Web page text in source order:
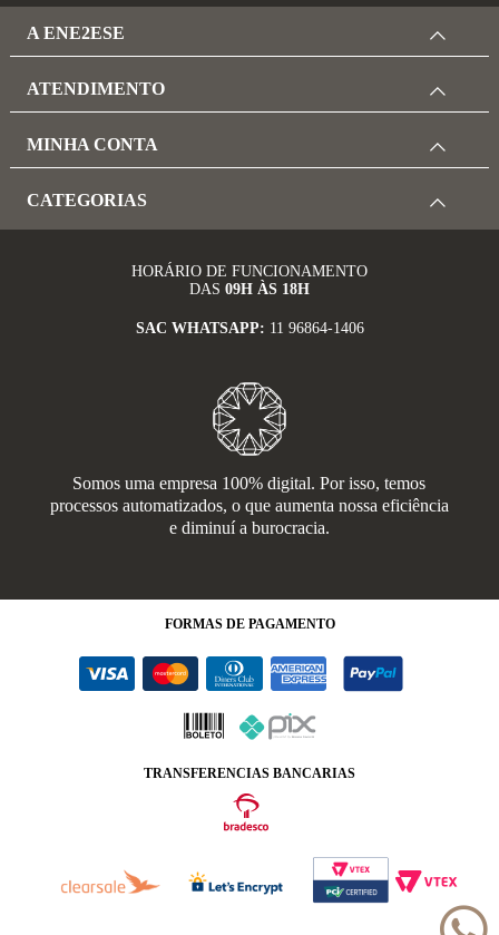
A ENE2ESE
ATENDIMENTO
MINHA CONTA
CATEGORIAS
HORÁRIO DE FUNCIONAMENTO
DAS 09H ÀS 18H
SAC WHATSAPP: 11 96864-1406
Somos uma empresa 100% digital. Por isso, temos
processos automatizados, o que aumenta nossa eficiência
e diminuí a burocracia.
FORMAS DE PAGAMENTO
TRANSFERENCIAS BANCARIAS